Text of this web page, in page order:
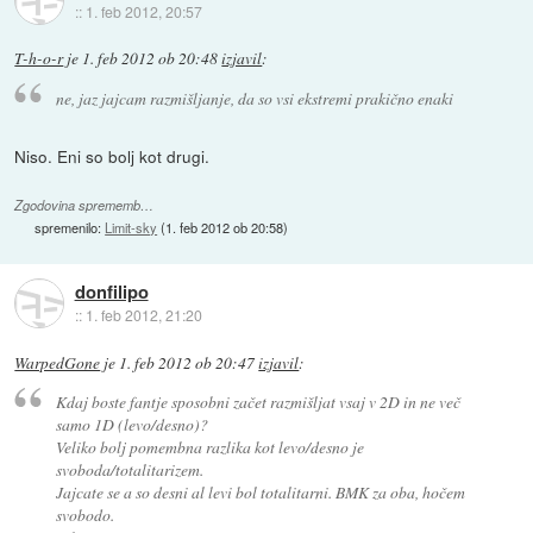
:: 1. feb 2012, 20:57
T-h-o-rje 1. feb 2012 ob 20:48izjavil:
ne, jaz jajcam razmišljanje, da so vsi ekstremi prakično enaki
Niso. Eni so bolj kot drugi.
Zgodovina sprememb…
spremenilo: Limit-sky (1. feb 2012 ob 20:58)
donfilipo
:: 1. feb 2012, 21:20
WarpedGone je 1. feb 2012 ob 20:47izjavil:
Kdaj boste fantje sposobni začet razmišljat vsaj v 2D in ne več
samo 1D (levo/desno)?
Veliko bolj pomembna razlika kot levo/desno je
svoboda/totalitarizem.
Jajcate se a so desni al levi bol totalitarni. BMK za oba, hočem
svobodo.